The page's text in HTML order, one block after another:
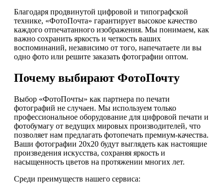
Благодаря продвинутой цифровой и типографской
технике, «ФотоПочта» гарантирует высокое качество
каждого отпечатанного изображения. Мы понимаем, как
важно сохранить яркость и четкость ваших
воспоминаний, независимо от того, напечатаете ли вы
одно фото или решите заказать фотографии оптом.
Почему выбирают ФотоПочту
Выбор «ФотоПочты» как партнера по печати
фотографий не случаен. Мы используем только
профессиональное оборудование для цифровой печати и
фотобумагу от ведущих мировых производителей, что
позволяет нам предлагать фотопечать премиум-качества.
Ваши фотографии 20х20 будут выглядеть как настоящие
произведения искусства, сохраняя яркость и
насыщенность цветов на протяжении многих лет.
Среди преимуществ нашего сервиса: